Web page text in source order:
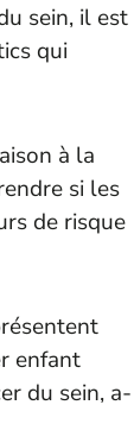
sein, il est
qui
à la
si les
de risque
enfant
du sein, a-